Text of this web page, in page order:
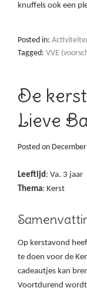
knuffels ook een
Posted in:
Tagged: VVE
De
Lieve
Posted on
Leeftijd: Va. 3 jaar
Thema: Kerst
Op kerstavond
te doen voor de
cadeautjes kan
Voortdurend wordt